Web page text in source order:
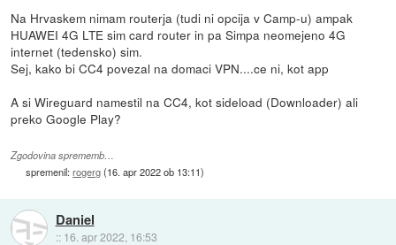
Na Hrvaskem nimam routerja (tudi ni opcija v Camp-u) ampak
HUAWEI 4G LTE sim card router in pa Simpa neomejeno 4G
internet (tedensko) sim.
Sej, kako bi CC4 povezal na domaci VPN....ce ni, kot app
A si Wireguard namestil na CC4, kot sideload (Downloader) ali
preko Google Play?
Zgodovina sprememb…
spremenil:rogerg(16. apr 2022 ob 13:11)
Daniel
:: 16. apr 2022, 16:53